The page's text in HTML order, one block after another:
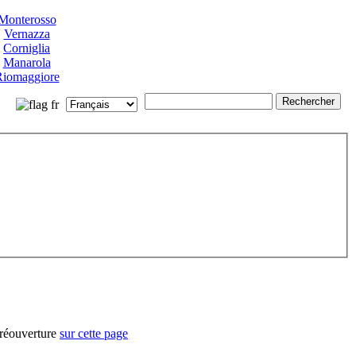
Vernazza
Corniglia
Manarola
sur cette page